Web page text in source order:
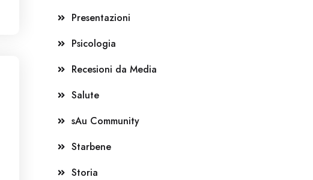
Presentazioni
Psicologia
Recesioni da Media
Salute
sAu Community
Starbene
Storia